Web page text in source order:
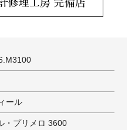
ール
・プリメロ 3600